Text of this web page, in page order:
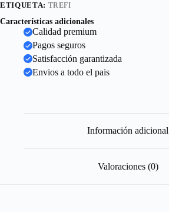
ETIQUETA: TREFI
Características adicionales
Calidad premium
Pagos seguros
Satisfacción garantizada
Envios a todo el pais
Información adicional
Valoraciones (0)